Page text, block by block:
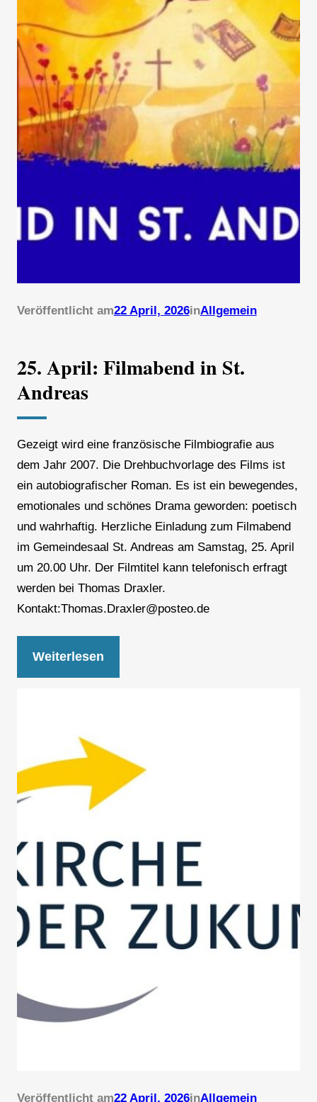
Veröffentlicht am22 April, 2026inAllgemein
25. April: Filmabend in St.
Andreas
Gezeigt wird eine französische Filmbiografie aus
dem Jahr 2007. Die Drehbuchvorlage des Films ist
ein autobiografischer Roman. Es ist ein bewegendes,
emotionales und schönes Drama geworden: poetisch
und wahrhaftig. Herzliche Einladung zum Filmabend
im Gemeindesaal St. Andreas am Samstag, 25. April
um 20.00 Uhr. Der Filmtitel kann telefonisch erfragt
werden bei Thomas Draxler.
Kontakt:Thomas.Draxler@posteo.de
Weiterlesen
Veröffentlicht am22 April, 2026inAllgemein